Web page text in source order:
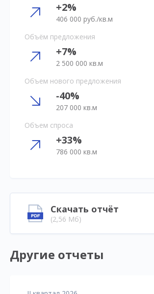
+2%
406 000 руб./кв.м
Объём предложения
+7%
2 500 000 кв.м
Объем нового предложения
-40%
207 000 кв.м
Объем спроса
+33%
786 000 кв.м
Скачать отчёт
(2,56 Мб)
Другие отчеты